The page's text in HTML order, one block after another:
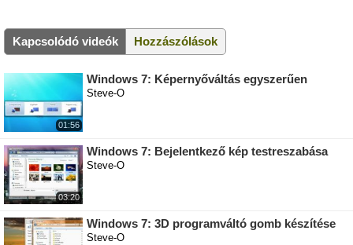
Kapcsolódó videók Hozzászólások
01:56
Windows 7: Képernyőváltás egyszerűen
Steve-O
03:20
Windows 7: Bejelentkező kép testreszabása
Steve-O
Windows 7: 3D programváltó gomb készítése
Steve-O